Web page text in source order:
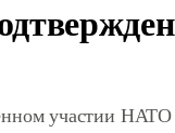
участии НАТО